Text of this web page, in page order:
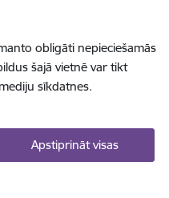
obligāti nepieciešamās
šajā vietnē var tikt
sīkdatnes.
Apstiprināt visas